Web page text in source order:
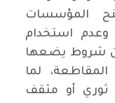
المؤسسات
وعدم استخدام
شروط يضعها
لما
ثوري أو مثقف